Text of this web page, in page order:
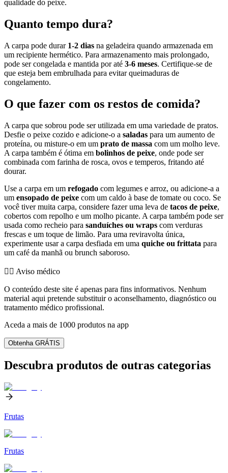
qualidade do peixe.
Quanto tempo dura?
A carpa pode durar 1-2 dias na geladeira quando armazenada em
um recipiente hermético. Para armazenamento mais prolongado,
pode ser congelada e mantida por até 3-6 meses. Certifique-se de
que esteja bem embrulhada para evitar queimaduras de
congelamento.
O que fazer com os restos de comida?
A carpa que sobrou pode ser utilizada em uma variedade de pratos.
Desfie o peixe cozido e adicione-o a saladas para um aumento de
proteína, ou misture-o em um prato de massa com um molho leve.
A carpa também é ótima em bolinhos de peixe, onde pode ser
combinada com farinha de rosca, ovos e temperos, fritando até
dourar.
Use a carpa em um refogado com legumes e arroz, ou adicione-a a
um ensopado de peixe com um caldo à base de tomate ou coco. Se
você tiver muita carpa, considere fazer uma leva de tacos de peixe,
cobertos com repolho e um molho picante. A carpa também pode ser
usada como recheio para sanduíches ou wraps com verduras
frescas e um toque de limão. Para uma reviravolta única,
experimente usar a carpa desfiada em uma quiche ou frittata para
um café da manhã ou brunch saboroso.
👨‍⚕️️ Aviso médico
O conteúdo deste site é apenas para fins informativos. Nenhum
material aqui pretende substituir o aconselhamento, diagnóstico ou
tratamento médico profissional.
Aceda a mais de 1000 produtos na app
Obtenha GRÁTIS
Descubra produtos de outras categorias
Frutas
Frutas